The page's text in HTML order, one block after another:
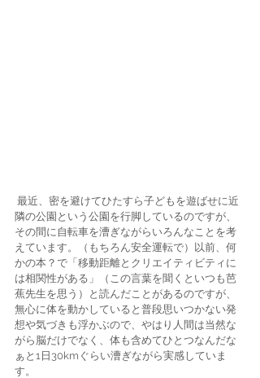
隣の公園という公園を行脚しているのですが、
その間に自転車を漕ぎながらいろんなことを考
えています。（もちろん安全運転で）以前、何
かの本？で「移動距離とクリエイティビティに
は相関性がある」（この言葉を聞くといつも芭
蕉先生を思う）と読んだことがあるのですが、
無心に体を動かしていると普段思いつかない発
想や気づきも浮かぶので、やはり人間は当然な
がら脳だけでなく、体も含めてひとつなんだな
ぁと1日30kmぐらい漕ぎながら実感していま
す。